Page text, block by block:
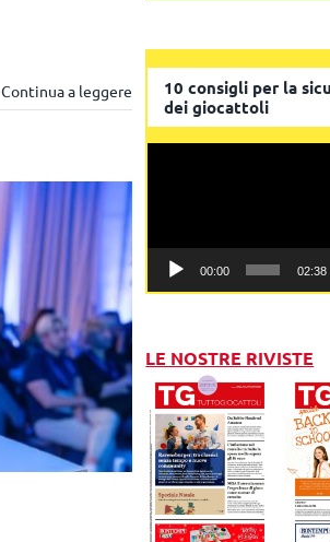
Continua a leggere
10 consigli per la
dei giocattoli
00:00 02:38
LE NOSTRE RIVISTE